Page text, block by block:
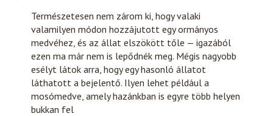
Természetesen nem zárom ki, hogy valaki
valamilyen módon hozzájutott egy ormányos
medvéhez, és az állat elszökött tőle — igazából
ezen ma már nem is lepődnék meg. Mégis nagyobb
esélyt látok arra, hogy egy hasonló állatot
láthatott a bejelentő. Ilyen lehet például a
mosómedve, amely hazánkban is egyre több helyen
bukkan fel